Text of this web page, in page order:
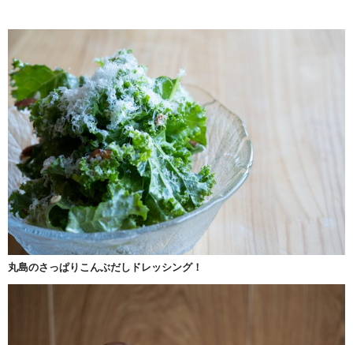
丸島のさっぱりこんぶだしドレッシング！